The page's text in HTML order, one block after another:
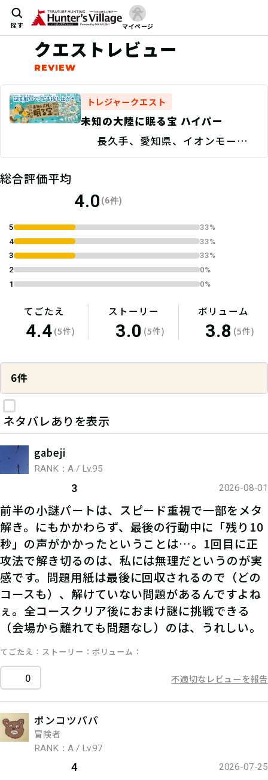
探す マイページ
クエストレビュー
トレジャークエスト
未知の大陸に眠る宝 ハイパー
長久手、愛知県、イオンモール長
久手
総合評価平均
4.0 (6件)
5
33%
4
33%
3
33%
2
0%
1
0%
てごたえ
4.4(5件)
ストーリー
3.0 (5件)
ボリューム
3.8 (5件)
6件
ネタバレありを表示
gabeji
RANK：A / Lv.95
3 2026-08-01
前半の小謎パートは、スピード重視で一部をメタ
解き。にもかかわらず、最後の行動中に「残り10
秒」の声がかかったということは…。1回目に正
攻法で解き切るのは、私には無理だというのが実
感です。問題用紙は最後に回収されるので（どの
コースも）、解けていない問題があるんですよね
ぇ。全コースクリア後におまけ謎に挑戦できる
（会場から離れても問題なし）のは、うれしい。
てごたえ ストーリー ボリューム
0 不適切なレビューを報告
ポンコツパパ
冒険者
RANK：A / Lv.97
4 2026-07-25